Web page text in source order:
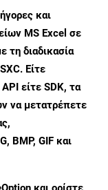
και
MS Excel σε
τη διαδικασία
Είτε
είτε SDK, τα
να μετατρέπετε
BMP, GIF και